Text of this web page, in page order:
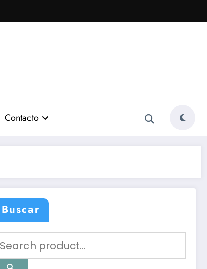
Contacto
Buscar